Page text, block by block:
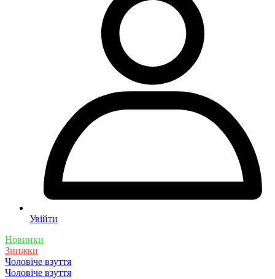
Увійти
Новинки
Знижки
Чоловіче взуття
Чоловіче взуття